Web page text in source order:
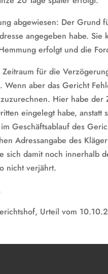
abgewiesen: Der Grund
angegeben habe. Sie
erfolgt und die
für die
aber das Gericht
Hier habe der
eingelegt habe, anstatt
Geschäftsablauf des
Adressangabe des
damit noch innerhalb
nicht verjährt.
Urteil vom